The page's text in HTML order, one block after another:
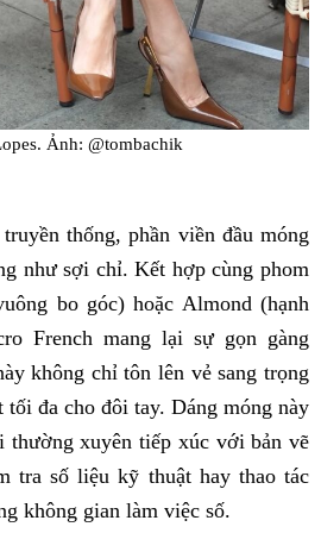
Ảnh: @tombachik
thống, phần viền đầu móng
như sợi chỉ. Kết hợp cùng phom
bo góc) hoặc Almond (hạnh
French mang lại sự gọn gàng
không chỉ tôn lên vẻ sang trọng
tối đa cho đôi tay. Dáng móng này
thường xuyên tiếp xúc với bản vẽ
tra số liệu kỹ thuật hay thao tác
không gian làm việc số.